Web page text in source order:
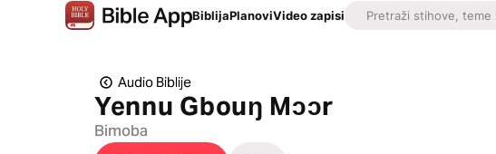
BiblijaPlanoviVideo zapisi
Audio Biblije
Yennu Gbouŋ Mɔɔr
Bimoba